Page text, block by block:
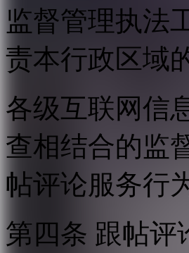
监督管理执法
责本行政区域
各级互联网信
查相结合的监
帖评论服务行
第四条 跟帖评